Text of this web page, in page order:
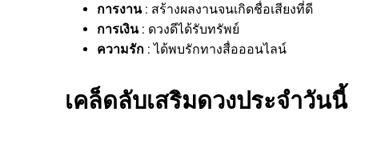
การงาน: สร้างผลงานจนเกิดชื่อเสียงที่ดี
การเงิน: ดวงดีได้รับทรัพย์
ความรัก : ได้พบรักทางสื่อออนไลน์
เคล็ดลับเสริมดวงประจำวันนี้